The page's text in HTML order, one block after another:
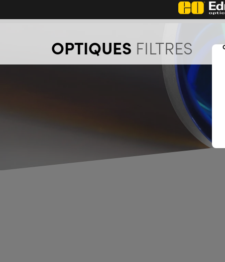
OPTIQUES FILTRES